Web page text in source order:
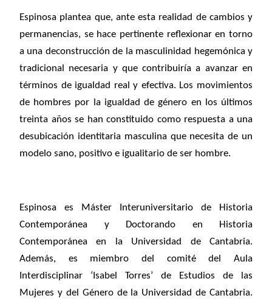
Espinosa plantea que, ante esta realidad de cambios y
permanencias, se hace pertinente reflexionar en torno
a una deconstrucción de la masculinidad hegemónica y
tradicional necesaria y que contribuiría a avanzar en
términos de igualdad real y efectiva. Los movimientos
de hombres por la igualdad de género en los últimos
treinta años se han constituido como respuesta a una
desubicación identitaria masculina que necesita de un
modelo sano, positivo e igualitario de ser hombre.
Espinosa es Máster Interuniversitario de Historia
Contemporánea y Doctorando en Historia
Contemporánea en la Universidad de Cantabria.
Además, es miembro del comité del Aula
Interdisciplinar ‘Isabel Torres’ de Estudios de las
Mujeres y del Género de la Universidad de Cantabria.